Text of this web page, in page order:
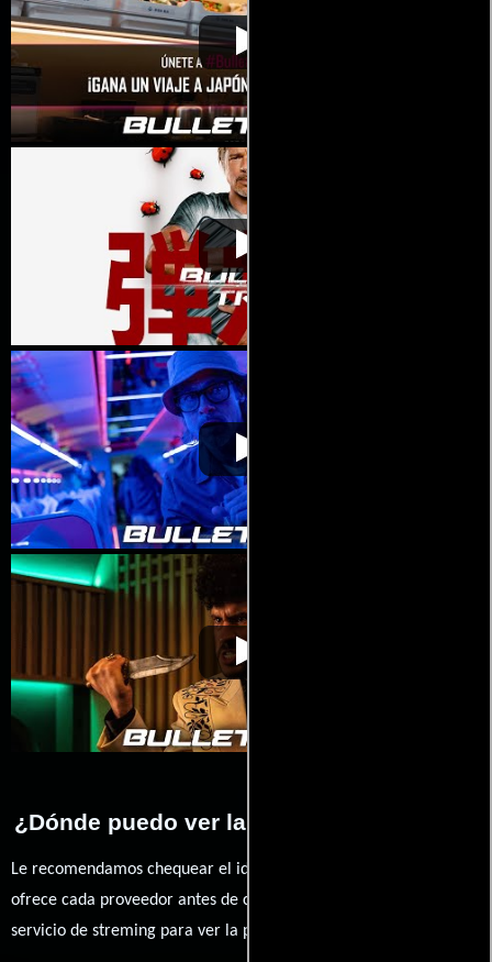
Tren balaVideo de la película Tren bala
Tren bala Video de la película Tren bala
Tren balaVideo de la película Tren bala
Tren bala Video de la película Tren bala
¿Dónde puedo ver la películas Tren bala?
Le recomendamos chequear el idioma, doblaje o subtítulos que
ofrece cada proveedor antes de comprar, alquilar o contratar un
servicio de streming para ver la películas.